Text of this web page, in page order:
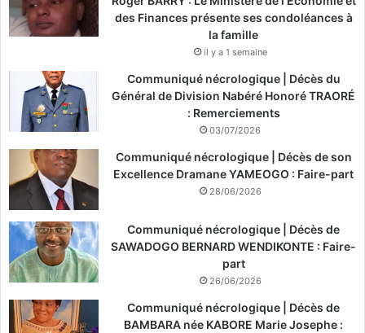
des Finances présente ses condoléances à
la famille
il y a 1 semaine
Communiqué nécrologique | Décès du
Général de Division Nabéré Honoré TRAORÉ
: Remerciements
03/07/2026
Communiqué nécrologique | Décès de son
Excellence Dramane YAMEOGO : Faire-part
28/06/2026
Communiqué nécrologique | Décès de
SAWADOGO BERNARD WENDIKONTE : Faire-
part
26/06/2026
Communiqué nécrologique | Décès de
BAMBARA née KABORE Marie Josephe :